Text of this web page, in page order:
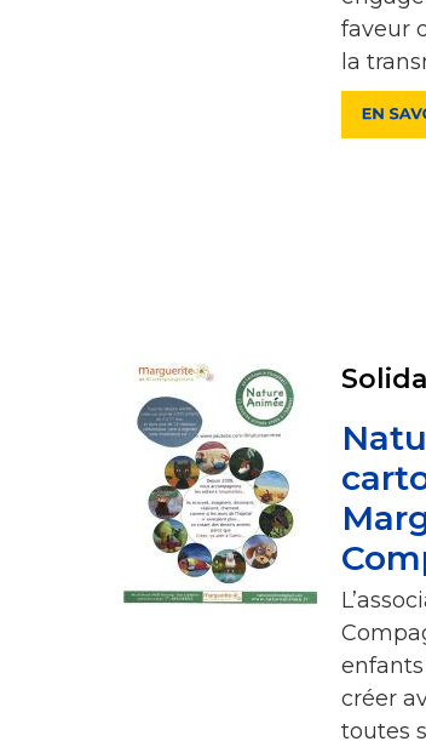
faveur
la
créer
toutes